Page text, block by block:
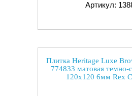
Артикул:
Плитка Heritage Luxe
774833 матовая
120x120 6мм Rex